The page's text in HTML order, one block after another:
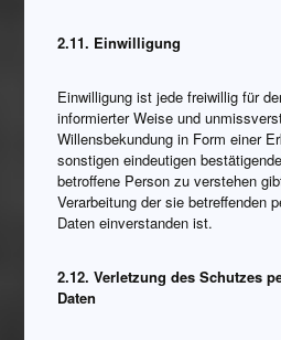
2.11. Einwilligung
Einwilligung ist jede freiwillig für
informierter Weise und
Willensbekundung in Form einer
sonstigen eindeutigen
betroffene Person zu verstehen
Verarbeitung der sie betreffenden
Daten einverstanden ist.
2.12. Verletzung des Schutzes
Daten